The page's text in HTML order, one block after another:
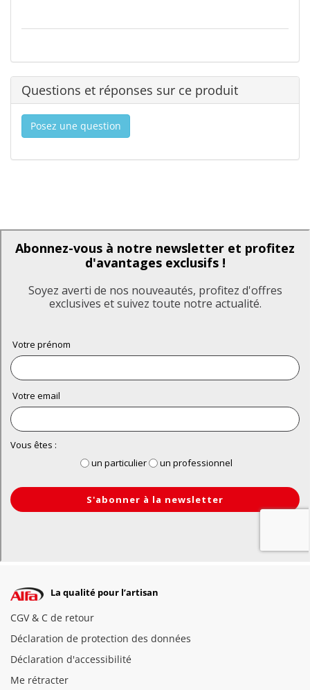
Questions et réponses sur ce produit
Posez une question
La qualité pour l’artisan
CGV & C de retour
Déclaration de protection des données
Déclaration d'accessibilité
Me rétracter